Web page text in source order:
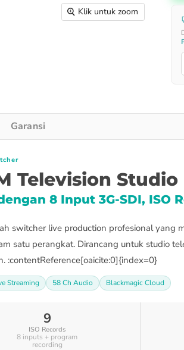
Klik untuk zoom
Garansi
Television Studio
8 Input 3G-SDI, ISO
switcher live production profesional
satu perangkat. Dirancang untuk studio
:contentReference[oaicite:0]{index=0}
Streaming 58 Ch Audio Blackmagic Cloud
9
ISO Records
8 inputs + program
recording